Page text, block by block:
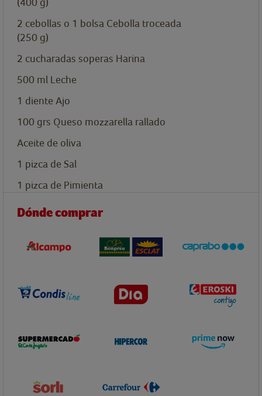
2 cebollas o 1 bolsa Cebolla troceada
(250 g)
2 cucharadas soperas Harina
500 ml Leche
1 diente Ajo
100 grs Queso mozzarella rallado
Aceite de oliva
1 pizca de Sal
1 pizca de Pimienta
Dónde comprar